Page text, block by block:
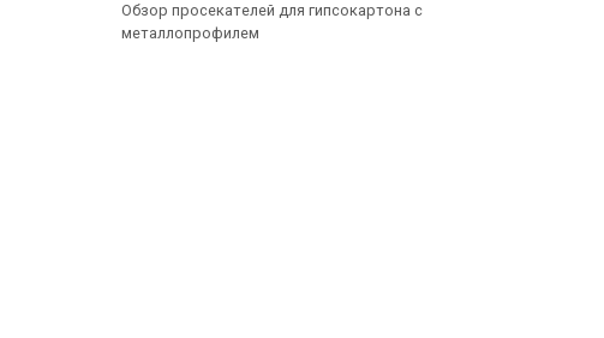
Обзор просекателей для гипсокартона с
металлопрофилем